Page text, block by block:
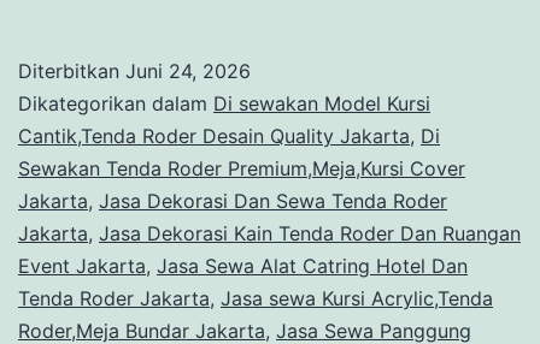
CUSTOMIZE
Jakarta
Diterbitkan Juni 24, 2026
Dikategorikan dalam Di sewakan Model Kursi
Cantik,Tenda Roder Desain Quality Jakarta, Di
Sewakan Tenda Roder Premium,Meja,Kursi Cover
Jakarta, Jasa Dekorasi Dan Sewa Tenda Roder
Jakarta, Jasa Dekorasi Kain Tenda Roder Dan Ruangan
Event Jakarta, Jasa Sewa Alat Catring Hotel Dan
Tenda Roder Jakarta, Jasa sewa Kursi Acrylic,Tenda
Roder,Meja Bundar Jakarta, Jasa Sewa Panggung